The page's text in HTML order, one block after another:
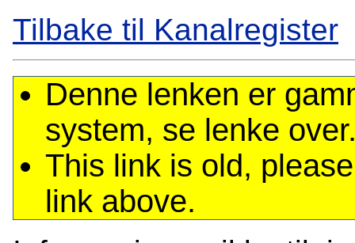
Tilbake til Kanalregister
Denne lenken er
system, se lenke
This link is old,
link above.